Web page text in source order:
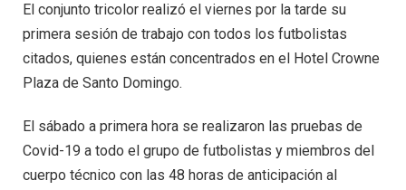
El conjunto tricolor realizó el viernes por la tarde su
primera sesión de trabajo con todos los futbolistas
citados, quienes están concentrados en el Hotel Crowne
Plaza de Santo Domingo.
El sábado a primera hora se realizaron las pruebas de
Covid-19 a todo el grupo de futbolistas y miembros del
cuerpo técnico con las 48 horas de anticipación al